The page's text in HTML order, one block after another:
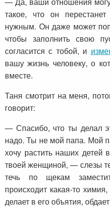
такое, что он
нужным. Он даже может
чтобы заполнить свою
согласится с тобой, и
вашу жизнь человеку, о
вместе.
Таня смотрит на меня,
говорит:
— Спасибо, что ты делал
надо. Ты не мой папа. Мой
хочу растить наших детей
твоей женщиной, — слезы
течь по щекам
происходит какая-то
делает в его объятия,